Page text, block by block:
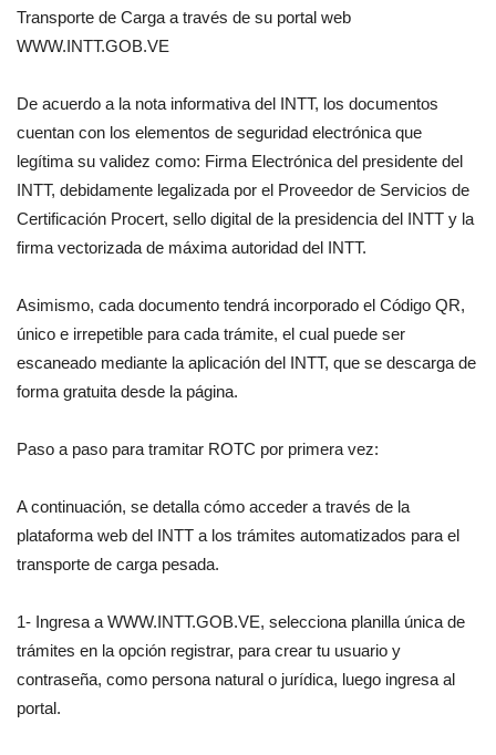
Transporte de Carga a través de su portal web
WWW.INTT.GOB.VE
De acuerdo a la nota informativa del INTT, los documentos
cuentan con los elementos de seguridad electrónica que
legítima su validez como: Firma Electrónica del presidente del
INTT, debidamente legalizada por el Proveedor de Servicios de
Certificación Procert, sello digital de la presidencia del INTT y la
firma vectorizada de máxima autoridad del INTT.
Asimismo, cada documento tendrá incorporado el Código QR,
único e irrepetible para cada trámite, el cual puede ser
escaneado mediante la aplicación del INTT, que se descarga de
forma gratuita desde la página.
Paso a paso para tramitar ROTC por primera vez:
A continuación, se detalla cómo acceder a través de la
plataforma web del INTT a los trámites automatizados para el
transporte de carga pesada.
1- Ingresa a WWW.INTT.GOB.VE, selecciona planilla única de
trámites en la opción registrar, para crear tu usuario y
contraseña, como persona natural o jurídica, luego ingresa al
portal.